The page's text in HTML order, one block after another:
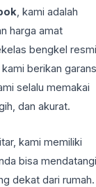
, kami adalah
harga amat
bengkel
berikan
selalu memakai
dan akurat.
kami memiliki
bisa mendatangi
dekat dari rumah.